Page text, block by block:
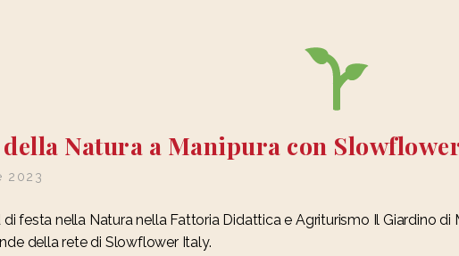
della Natura a Manipura con
2023
di festa nella Natura nella Fattoria Didattica e Agriturismo Il Giardino
della rete di Slowflower Italy.